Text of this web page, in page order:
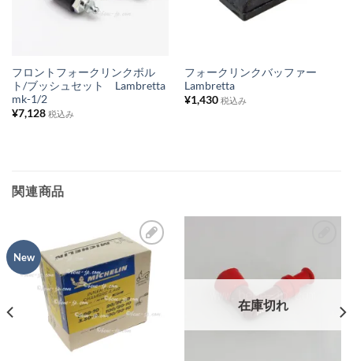
ス
ト
フロントフォークリンクボル
ト/ブッシュセット Lambretta
mk-1/2
¥7,128 税込み
フォークリンクバッファー
Lambretta
¥1,430 税込み
関連商品
New
お
気
に
入
気
在庫切れ